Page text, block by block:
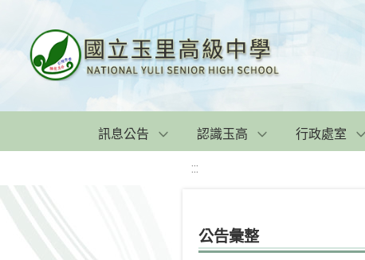
訊息公告 認識玉高 行政處室
:::
公告彙整